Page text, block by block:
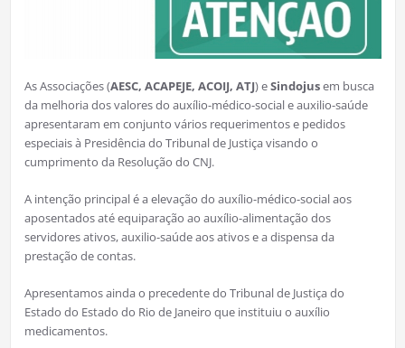
As Associações (AESC, ACAPEJE, ACOIJ, ATJ) eSindojusem busca
da melhoria dos valores do auxílio-médico-social e auxilio-saúde
apresentaram em conjunto vários requerimentos e pedidos
especiais à Presidência do Tribunal de Justiça visando o
cumprimento da Resolução do CNJ.
A intenção principal é a elevação do auxílio-médico-social aos
aposentados até equiparação ao auxílio-alimentação dos
servidores ativos, auxilio-saúde aos ativos e a dispensa da
prestação de contas.
Apresentamos ainda o precedente do Tribunal de Justiça do
Estado do Estado do Rio de Janeiro que instituiu o auxílio
medicamentos.